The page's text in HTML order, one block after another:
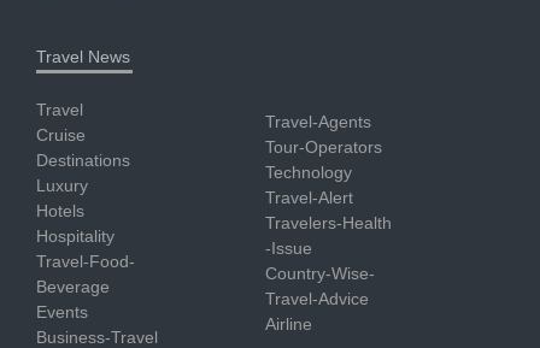
Travel News
Travel
Cruise
Destinations
Luxury
Hotels
Hospitality
Travel-Food-
Beverage
Events
Business-Travel
Travel-Agents
Tour-Operators
Technology
Travel-Alert
Travelers-Health
-Issue
Country-Wise-
Travel-Advice
Airline